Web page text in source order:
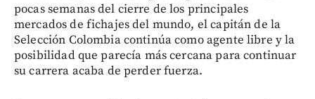
pocas semanas del cierre de los principales
mercados de fichajes del mundo, el capitán de la
Selección Colombia continúa como agente libre y la
posibilidad que parecía más cercana para continuar
su carrera acaba de perder fuerza.